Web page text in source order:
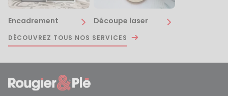
Encadrement Découpe laser
DÉCOUVREZ TOUS NOS SERVICES